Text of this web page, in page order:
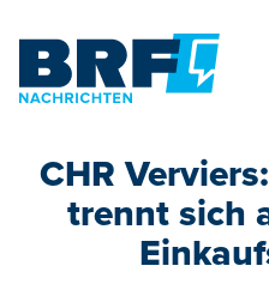
CHR
trennt sich